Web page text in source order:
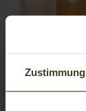
Zustimmung